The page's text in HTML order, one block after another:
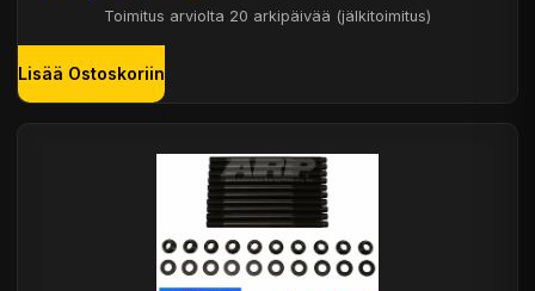
Toimitus arviolta 20 arkipäivää (jälkitoimitus)
Lisää Ostoskoriin